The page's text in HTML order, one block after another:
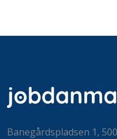
Banegårdspladsen 1,